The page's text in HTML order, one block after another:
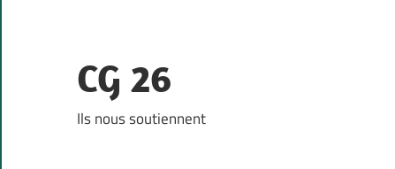
content
CG 26
Ils nous soutiennent